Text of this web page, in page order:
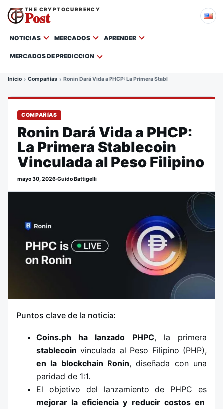
THE CRYPTOCURRENCY
Post
NOTICIAS MERCADOS APRENDER
MERCADOS DE PREDICCION
Inicio Compañías Ronin Dará Vida a PHCP: La Primera Stablecoin Vinculada al
COMPAÑÍAS
Ronin Dará Vida a PHCP:
La Primera Stablecoin
Vinculada al Peso Filipino
mayo 30, 2026·Guido Battigelli
Puntos clave de la noticia:
Coins.ph ha lanzado PHPC, la primera
stablecoin vinculada al Peso Filipino (PHP),
en la blockchain Ronin, diseñada con una
paridad de 1:1.
El objetivo del lanzamiento de PHPC es
mejorar la eficiencia y reducir costos en